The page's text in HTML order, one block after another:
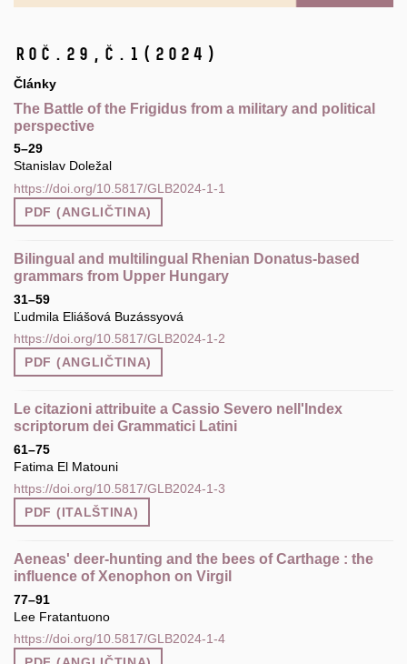
Roč.29, č.1 (2024)
Články
The Battle of the Frigidus from a military and political
perspective
5–29
Stanislav Doležal
https://doi.org/10.5817/GLB2024-1-1
PDF (ANGLIČTINA)
Bilingual and multilingual Rhenian Donatus-based
grammars from Upper Hungary
31–59
Ľudmila Eliášová Buzássyová
https://doi.org/10.5817/GLB2024-1-2
PDF (ANGLIČTINA)
Le citazioni attribuite a Cassio Severo nell'Index
scriptorum dei Grammatici Latini
61–75
Fatima El Matouni
https://doi.org/10.5817/GLB2024-1-3
PDF (ITALŠTINA)
Aeneas' deer-hunting and the bees of Carthage : the
influence of Xenophon on Virgil
77–91
Lee Fratantuono
https://doi.org/10.5817/GLB2024-1-4